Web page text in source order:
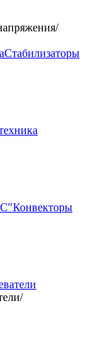
/
Стабилизаторы
Конвекторы
/